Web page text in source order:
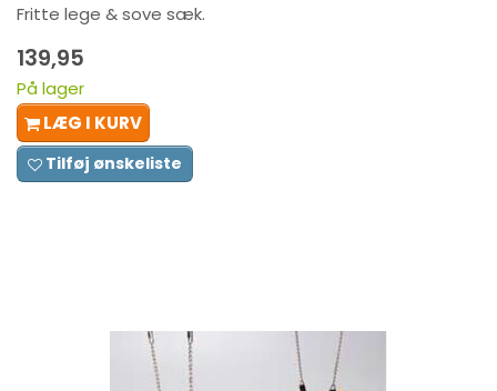
Fritte lege & sove sæk.
139,95
På lager
LÆG I KURV
Tilføj ønskeliste